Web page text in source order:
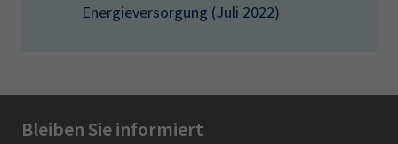
Energieversorgung (Juli 2022)
Bleiben Sie informiert